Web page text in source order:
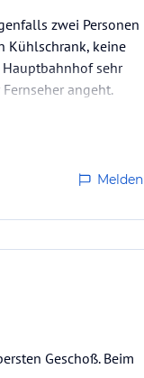
zwei Personen
Kühlschrank, keine
sehr
angeht.
Melden
Geschoß. Beim